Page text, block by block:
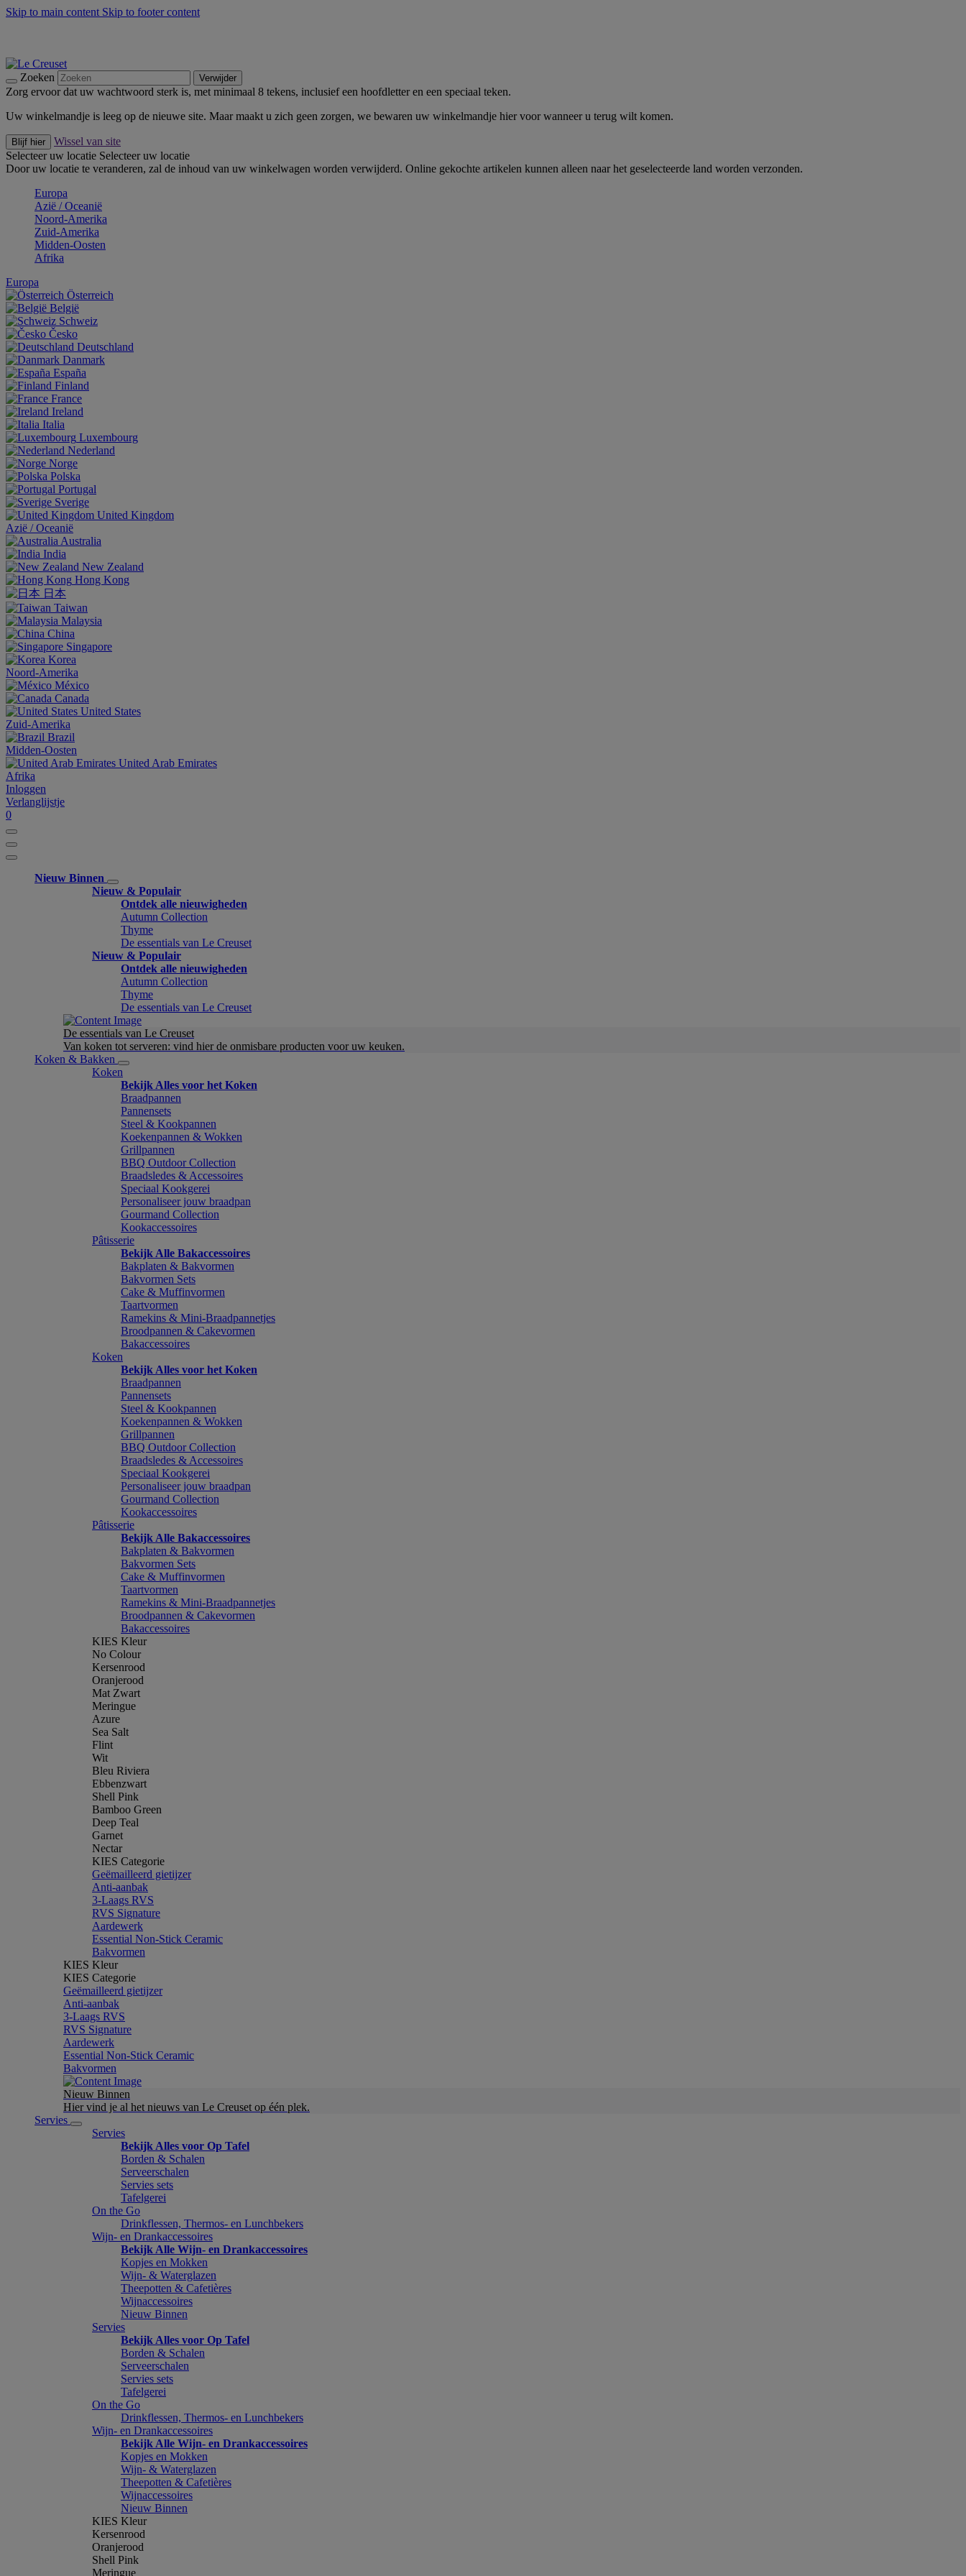
Skip to main content Skip to footer content
Zoeken Verwijder
Zorg ervoor dat uw wachtwoord sterk is, met minimaal 8 tekens, inclusief een hoofdletter en een speciaal teken.
Uw winkelmandje is leeg op de nieuwe site. Maar maakt u zich geen zorgen, we bewaren uw winkelmandje hier voor wanneer u terug wilt komen.
Blijf hier
Wissel van site
Selecteer uw locatie Selecteer uw locatie
Door uw locatie te veranderen, zal de inhoud van uw winkelwagen worden verwijderd. Online gekochte artikelen kunnen alleen naar het geselecteerde land worden verzonden.
Europa
Aziё / Oceaniё
Noord-Amerika
Zuid-Amerika
Midden-Oosten
Afrika
Europa
Österreich
België
Schweiz
Česko
Deutschland
Danmark
España
Finland
France
Ireland
Italia
Luxembourg
Nederland
Norge
Polska
Portugal
Sverige
United Kingdom
Aziё / Oceaniё
Australia
India
New Zealand
Hong Kong
日本
Taiwan
Malaysia
China
Singapore
Korea
Noord-Amerika
México
Canada
United States
Zuid-Amerika
Brazil
Midden-Oosten
United Arab Emirates
Afrika
Inloggen
Verlanglijstje
0
Nieuw Binnen
Nieuw & Populair
Ontdek alle nieuwigheden
Autumn Collection
Thyme
De essentials van Le Creuset
Nieuw & Populair
Ontdek alle nieuwigheden
Autumn Collection
Thyme
De essentials van Le Creuset
De essentials van Le Creuset
Van koken tot serveren: vind hier de onmisbare producten voor uw keuken.
Koken & Bakken
Koken
Bekijk Alles voor het Koken
Braadpannen
Pannensets
Steel & Kookpannen
Koekenpannen & Wokken
Grillpannen
BBQ Outdoor Collection
Braadsledes & Accessoires
Speciaal Kookgerei
Personaliseer jouw braadpan
Gourmand Collection
Kookaccessoires
Pâtisserie
Bekijk Alle Bakaccessoires
Bakplaten & Bakvormen
Bakvormen Sets
Cake & Muffinvormen
Taartvormen
Ramekins & Mini-Braadpannetjes
Broodpannen & Cakevormen
Bakaccessoires
Koken
Bekijk Alles voor het Koken
Braadpannen
Pannensets
Steel & Kookpannen
Koekenpannen & Wokken
Grillpannen
BBQ Outdoor Collection
Braadsledes & Accessoires
Speciaal Kookgerei
Personaliseer jouw braadpan
Gourmand Collection
Kookaccessoires
Pâtisserie
Bekijk Alle Bakaccessoires
Bakplaten & Bakvormen
Bakvormen Sets
Cake & Muffinvormen
Taartvormen
Ramekins & Mini-Braadpannetjes
Broodpannen & Cakevormen
Bakaccessoires
KIES Kleur
No Colour
Kersenrood
Oranjerood
Mat Zwart
Meringue
Azure
Sea Salt
Flint
Wit
Bleu Riviera
Ebbenzwart
Shell Pink
Bamboo Green
Deep Teal
Garnet
Nectar
KIES Categorie
Geëmailleerd gietijzer
Anti-aanbak
3-Laags RVS
RVS Signature
Aardewerk
Essential Non-Stick Ceramic
Bakvormen
KIES Kleur
KIES Categorie
Geëmailleerd gietijzer
Anti-aanbak
3-Laags RVS
RVS Signature
Aardewerk
Essential Non-Stick Ceramic
Bakvormen
Nieuw Binnen
Hier vind je al het nieuws van Le Creuset op één plek.
Servies
Servies
Bekijk Alles voor Op Tafel
Borden & Schalen
Serveerschalen
Servies sets
Tafelgerei
On the Go
Drinkflessen, Thermos- en Lunchbekers
Wijn- en Drankaccessoires
Bekijk Alle Wijn- en Drankaccessoires
Kopjes en Mokken
Wijn- & Waterglazen
Theepotten & Cafetières
Wijnaccessoires
Nieuw Binnen
Servies
Bekijk Alles voor Op Tafel
Borden & Schalen
Serveerschalen
Servies sets
Tafelgerei
On the Go
Drinkflessen, Thermos- en Lunchbekers
Wijn- en Drankaccessoires
Bekijk Alle Wijn- en Drankaccessoires
Kopjes en Mokken
Wijn- & Waterglazen
Theepotten & Cafetières
Wijnaccessoires
Nieuw Binnen
KIES Kleur
Kersenrood
Oranjerood
Shell Pink
Meringue